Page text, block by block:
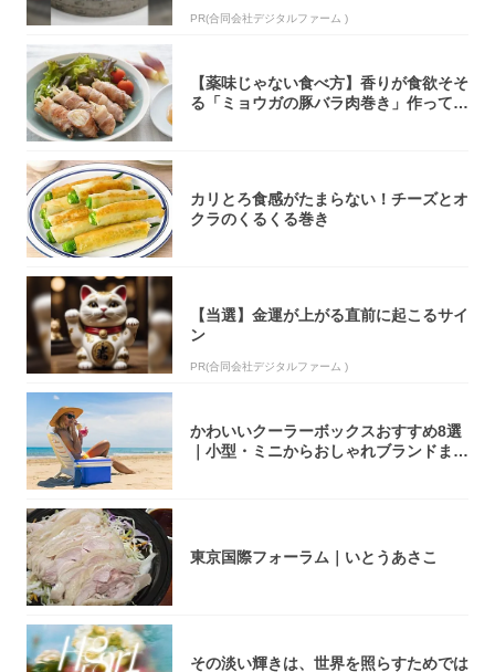
PR(合同会社デジタルファーム )
【薬味じゃない食べ方】香りが食欲そそ
る「ミョウガの豚バラ肉巻き」作ってみ
カリとろ食感がたまらない！チーズとオ
クラのくるくる巻き
【当選】金運が上がる直前に起こるサイ
ン
PR(合同会社デジタルファーム )
かわいいクーラーボックスおすすめ8選
｜小型・ミニからおしゃれブランドまで
東京国際フォーラム｜いとうあさこ
その淡い輝きは、世界を照らすためでは